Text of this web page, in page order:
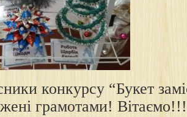
конкурсу “Букет
грамотами!